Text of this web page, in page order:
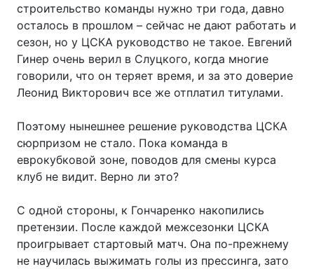
строительство команды нужно три года, давно
осталось в прошлом – сейчас не дают работать и
сезон, но у ЦСКА руководство не такое. Евгений
Гинер очень верил в Слуцкого, когда многие
говорили, что он теряет время, и за это доверие
Леонид Викторович все же отплатил титулами.
Поэтому нынешнее решение руководства ЦСКА
сюрпризом не стало. Пока команда в
еврокубковой зоне, поводов для смены курса
клуб не видит. Верно ли это?
С одной стороны, к Гончаренко накопились
претензии. После каждой межсезонки ЦСКА
проигрывает стартовый матч. Она по-прежнему
не научилась выжимать голы из прессинга, зато